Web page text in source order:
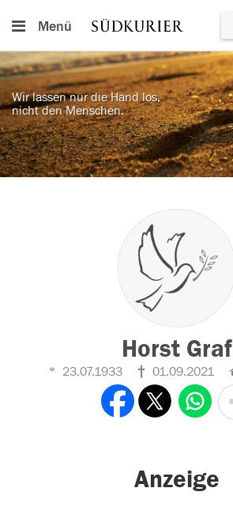
Menü
Wir lassen nur die Hand los,
nicht den Menschen.
Horst Graf
23.07.1933 01.09.2021
Anzeige